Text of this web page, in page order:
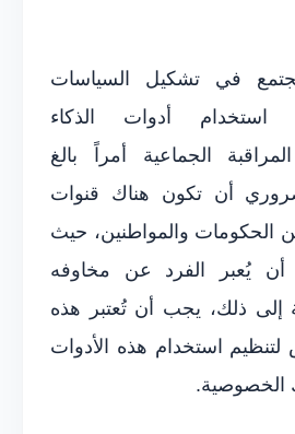
في تشكيل السياسات
استخدام أدوات الذكاء
الجماعية أمراً بالغ
أن تكون هناك قنوات
الحكومات والمواطنين، حيث
أن يُعبر الفرد عن مخاوفه
إلى ذلك، يجب أن تُعتبر هذه
لتنظيم استخدام هذه الأدوات
الخصوصية.